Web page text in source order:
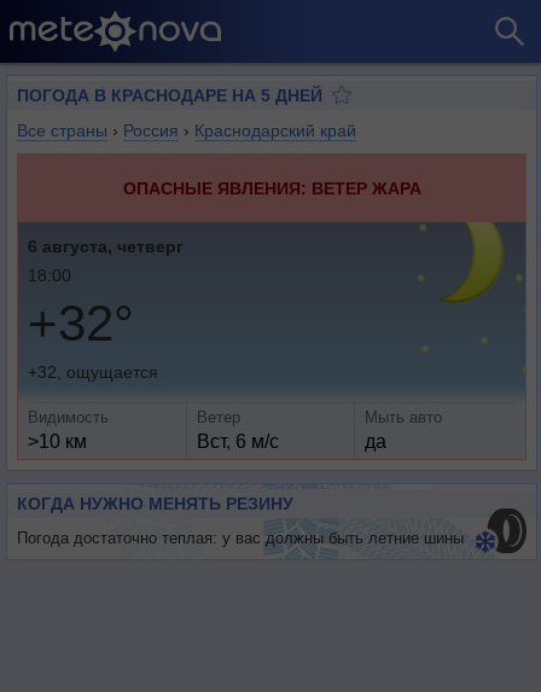
ПОГОДА В КРАСНОДАРЕ НА 5 ДНЕЙ
Все страны › Россия › Краснодарский край
ОПАСНЫЕ ЯВЛЕНИЯ: ВЕТЕР ЖАРА
6 августа, четверг
18:00
+32°
+32, ощущается
Видимость
>10 км
Ветер
Вст, 6 м/с
Мыть авто
да
КОГДА НУЖНО МЕНЯТЬ РЕЗИНУ
Погода достаточно теплая: у вас должны быть летние шины